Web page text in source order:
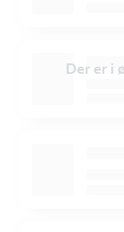
Der er i